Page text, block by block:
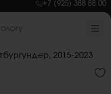
+7 (925) 388 88 00
2015-2023